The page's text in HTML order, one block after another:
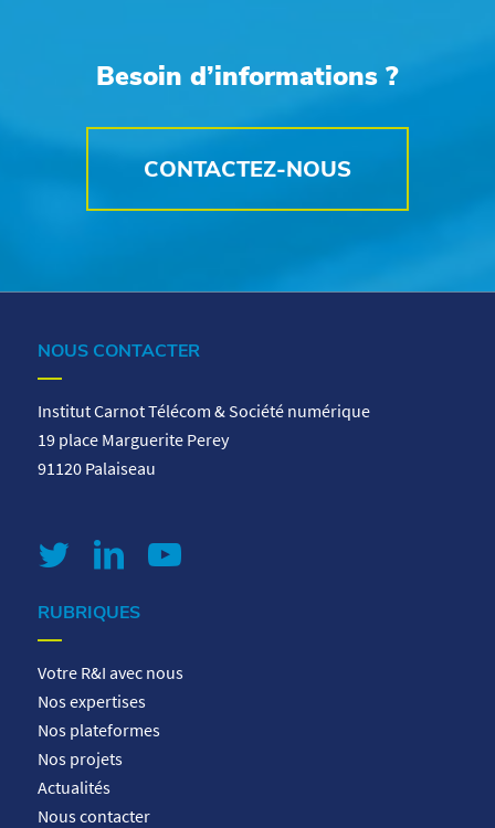
Besoin d’informations ?
CONTACTEZ-NOUS
NOUS CONTACTER
Institut Carnot Télécom & Société numérique
19 place Marguerite Perey
91120 Palaiseau
RUBRIQUES
Votre R&I avec nous
Nos expertises
Nos plateformes
Nos projets
Actualités
Nous contacter